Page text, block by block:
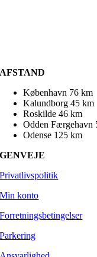
AFSTAND
København 76 km
Kalundborg 45 km
Roskilde 46 km
Odden Færgehavn
Odense 125 km
GENVEJE
Privatlivspolitik
Min konto
Forretningsbetingelser
Parkering